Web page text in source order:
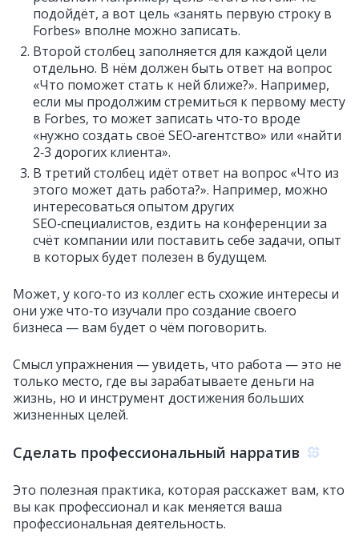
подойдёт, а вот цель «занять первую строку в
Forbes» вполне можно записать.
Второй столбец заполняется для каждой цели
отдельно. В нём должен быть ответ на вопрос
«Что поможет стать к ней ближе?». Например,
если мы продолжим стремиться к первому месту
в Forbes, то может записать что‑то вроде
«нужно создать своё SEO‑агентство» или «найти
2‑3 дорогих клиента».
В третий столбец идёт ответ на вопрос «Что из
этого может дать работа?». Например, можно
интересоваться опытом других
SEO‑специалистов, ездить на конференции за
счёт компании или поставить себе задачи, опыт
в которых будет полезен в будущем.
Может, у кого‑то из коллег есть схожие интересы и
они уже что‑то изучали про создание своего
бизнеса — вам будет о чём поговорить.
Смысл упражнения — увидеть, что работа — это не
только место, где вы зарабатываете деньги на
жизнь, но и инструмент достижения больших
жизненных целей.
Сделать профессиональный нарратив
Это полезная практика, которая расскажет вам, кто
вы как профессионал и как меняется ваша
профессиональная деятельность.